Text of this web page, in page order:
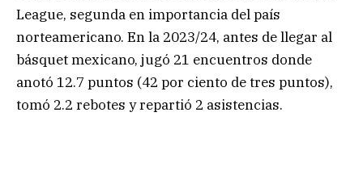
League, segunda en importancia del país
norteamericano. En la 2023/24, antes de llegar al
básquet mexicano, jugó 21 encuentros donde
anotó 12.7 puntos (42 por ciento de tres puntos),
tomó 2.2 rebotes y repartió 2 asistencias.